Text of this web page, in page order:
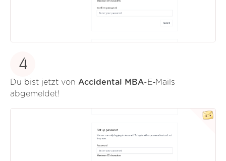
4
Du bist jetzt von Accidental MBA-E‑Mails
abgemeldet!